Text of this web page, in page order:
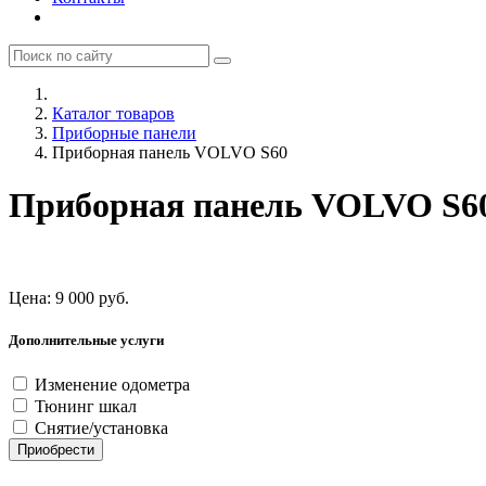
Каталог товаров
Приборные панели
Приборная панель VOLVO S60
Приборная панель VOLVO
Цена: 9 000 руб.
Дополнительные услуги
Изменение одометра
Тюнинг шкал
Снятие/установка
Приобрести